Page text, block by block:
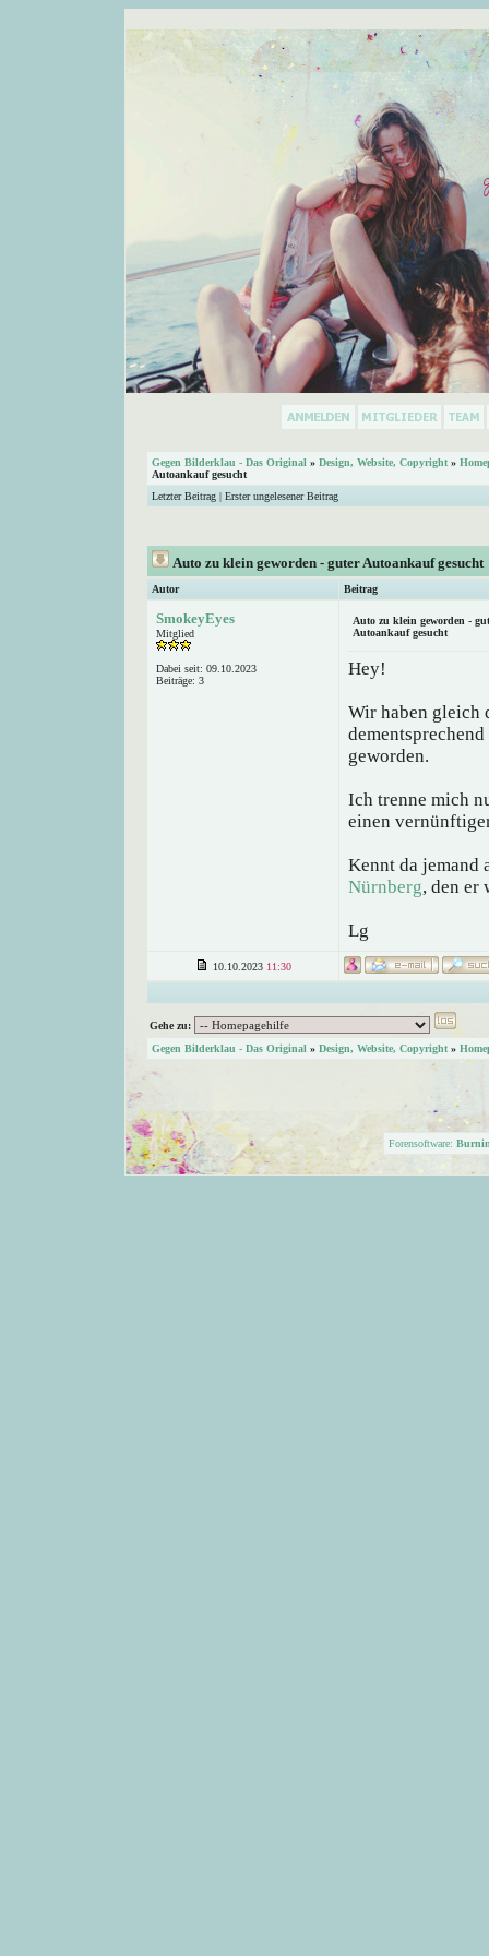
Gegen Bilderklau - Das Original » Design, Website, Copyright »
Autoankauf gesucht
Letzter Beitrag | Erster ungelesener Beitrag
Auto zu klein geworden - guter Autoankauf gesucht
Autor Beitrag
SmokeyEyes
Mitglied
Dabei seit: 09.10.2023
Beiträge: 3
Auto zu klein geworden -
Autoankauf gesucht
Hey!
Wir haben gleich
geworden.
Ich trenne mich
einen
Kennt da jemand
Nürnberg, den er
Lg
10.10.2023 11:30
Gehe zu:
Gegen Bilderklau - Das Original » Design, Website, Copyright »
Forensoftware: